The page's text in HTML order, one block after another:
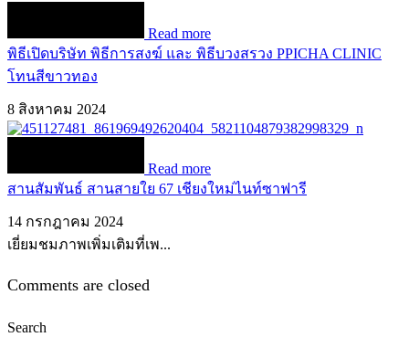
Read more
พิธีเปิดบริษัท พิธีการสงฆ์ และ พิธีบวงสรวง PPICHA CLINIC
โทนสีขาวทอง
8 สิงหาคม 2024
Read more
สานสัมพันธ์ สานสายใย 67 เชียงใหม่ไนท์ซาฟารี
14 กรกฎาคม 2024
เยี่ยมชมภาพเพิ่มเติมที่เพ...
Comments are closed
Search